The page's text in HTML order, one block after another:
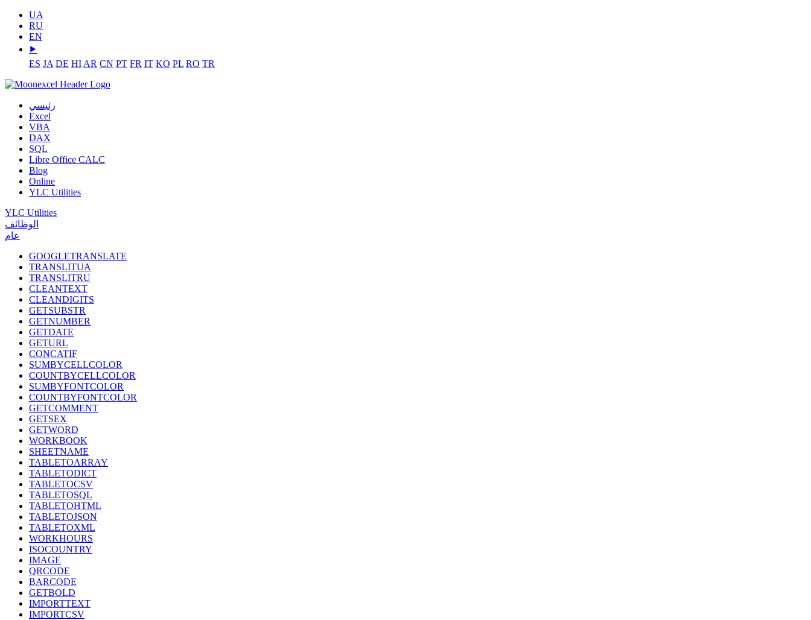
UA
RU
EN
⯈
ES JA DE HI AR CN PT FR IT KO PL RO TR
رئيسي
Excel
VBA
DAX
SQL
Libre Office CALC
Blog
Online
YLC Utilities
YLC Utilities
الوظائف
عام
GOOGLETRANSLATE
TRANSLITUA
TRANSLITRU
CLEANTEXT
CLEANDIGITS
GETSUBSTR
GETNUMBER
GETDATE
GETURL
CONCATIF
SUMBYCELLCOLOR
COUNTBYCELLCOLOR
SUMBYFONTCOLOR
COUNTBYFONTCOLOR
GETCOMMENT
GETSEX
GETWORD
WORKBOOK
SHEETNAME
TABLETOARRAY
TABLETODICT
TABLETOCSV
TABLETOSQL
TABLETOHTML
TABLETOJSON
TABLETOXML
WORKHOURS
ISOCOUNTRY
IMAGE
QRCODE
BARCODE
GETBOLD
IMPORTTEXT
IMPORTCSV